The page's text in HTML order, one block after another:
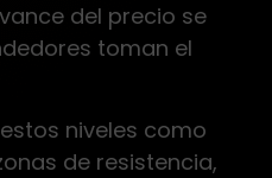
del precio se
toman el
niveles como
de resistencia,